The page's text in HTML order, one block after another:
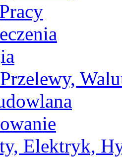
Elektryk,